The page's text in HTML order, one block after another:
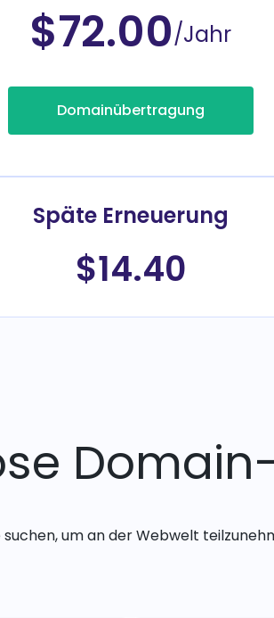
$72.00/Jahr
Domainübertragung
Späte Erneuerung
$14.40
suchen, um an der Webwelt